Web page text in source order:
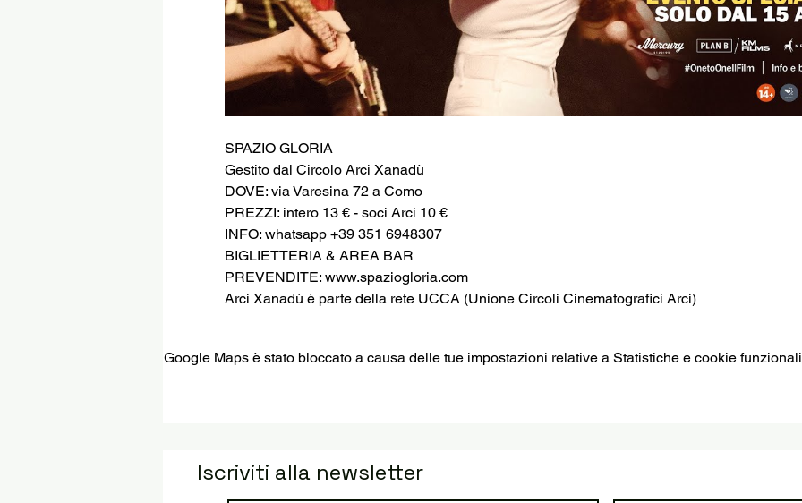
SPAZIO GLORIA
Gestito dal Circolo Arci Xanadù
DOVE: via Varesina 72 a Como
PREZZI: intero 13 € - soci Arci 10 €
INFO: whatsapp +39 351 6948307
BIGLIETTERIA & AREA BAR
PREVENDITE: www.spaziogloria.com
Arci Xanadù è parte della rete UCCA (Unione Circoli Cinematografici Arci)
Google Maps è stato bloccato a causa delle tue impostazioni relative a Statistiche e cookie
Iscriviti alla newsletter